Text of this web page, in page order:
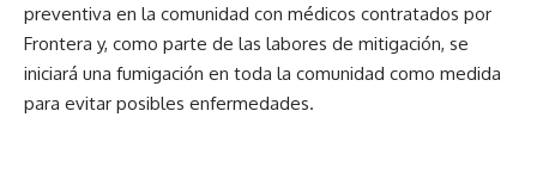
preventiva en la comunidad con médicos contratados por
Frontera y, como parte de las labores de mitigación, se
iniciará una fumigación en toda la comunidad como medida
para evitar posibles enfermedades.